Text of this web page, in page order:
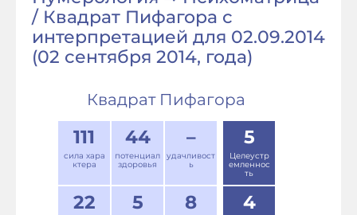
/ Квадрат Пифагора с
интерпретацией для 02.09.2014
(02 сентября 2014, года)
Квадрат Пифагора
111
сила хара
ктера
44
потенциал
здоровья
–
удачливост
ь
22 5 8
5
Целеустр
емленнос
ть
4